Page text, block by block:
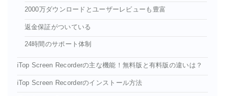
2000万ダウンロードとユーザーレビューも豊富
返金保証がついている
24時間のサポート体制
iTop Screen Recorderの主な機能！無料版と有料版の違いは？
iTop Screen Recorderのインストール方法